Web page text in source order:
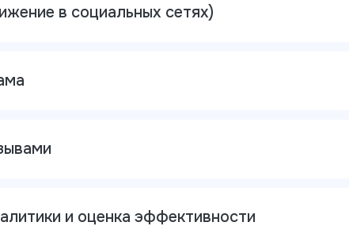
в социальных сетях)
и оценка эффективности